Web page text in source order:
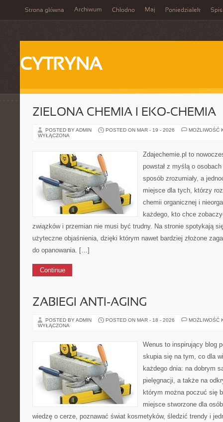
Strona główna Archiwum Chłodno Maj Poniedziałek Spis
CYTRYNA
ZIELONA CHEMIA I EKO-CHEMIA
POSTED BY ADMIN POSTED ON MAR - 19 - 2026
MOŻLIWOŚĆ
WYŁĄCZONA
Zdajechemie.pl to
powstał z myślą o
sposób zrozumiały, a
miejsce dla tych, którzy
chemii organicznej i
każdego, kto chce
związków i przemian nie musi być trudny. Na stronie spotykają
użyteczne objaśnienia, dzięki którym nawet bardziej złożone
do opanowania. […]
Continue
ZABIEGI ANTI-AGING
POSTED BY ADMIN POSTED ON MAR - 18 - 2026
MOŻLIWOŚĆ
WYŁĄCZONA
Wenus to inspirujący blog
skupia się na tym, co dla
każdego dnia: na dobrym
pielęgnacji, a także na
którym można poczuć się
miejsce stworzone dla
wiedzę o cerze, poznawać świat kosmetyków, śledzić trendy i